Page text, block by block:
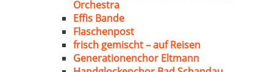
Orchestra
Effis Bande
Flaschenpost
frisch gemischt – auf Reisen
Generationenchor Eltmann